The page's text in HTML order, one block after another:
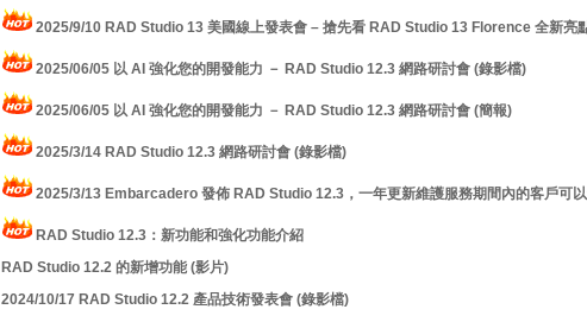
2025/9/10 RAD Studio 13 美國線上發表會 – 搶先看 RAD Studio 13 Florence 全新亮
2025/06/05 以 AI 強化您的開發能力 － RAD Studio 12.3 網路研討會 (錄影檔)
2025/06/05 以 AI 強化您的開發能力 － RAD Studio 12.3 網路研討會 (簡報)
2025/3/14 RAD Studio 12.3 網路研討會 (錄影檔)
2025/3/13 Embarcadero 發佈 RAD Studio 12.3，一年更新維護服務期間內的客戶可以
RAD Studio 12.3：新功能和強化功能介紹
RAD Studio 12.2 的新增功能 (影片)
2024/10/17 RAD Studio 12.2 產品技術發表會 (錄影檔)